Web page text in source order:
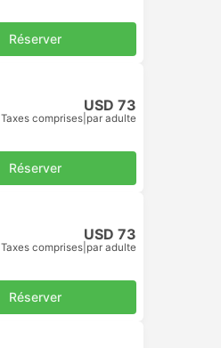
Réserver
USD 73
Taxes comprises par adulte
Réserver
USD 73
Taxes comprises par adulte
Réserver